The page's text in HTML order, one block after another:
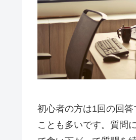
初心者の方は1回の回
ことも多いです。質問